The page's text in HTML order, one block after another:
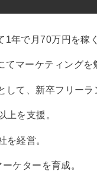
1年で月70万円を稼
てマーケティングを
して、新卒フリーラ
上を支援。
を経営。
ケターを育成。